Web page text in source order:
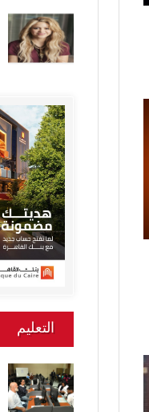
التعليم